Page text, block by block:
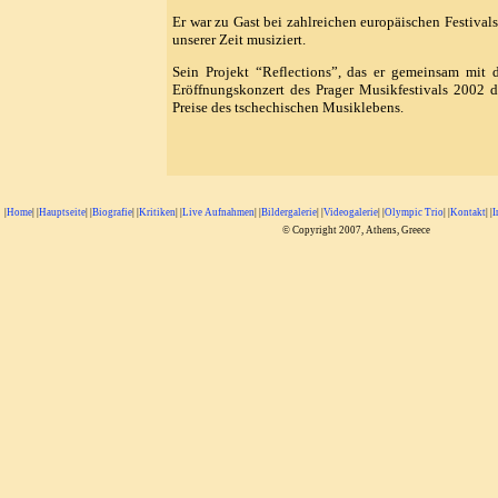
Er war zu Gast bei zahlreichen europäischen
unserer Zeit musiziert.
Sein Projekt “Reflections”, das er gemeinsam mit
Eröffnungskonzert des Prager Musikfestivals 2002
Preise des tschechischen Musiklebens.
Home Hauptseite Biografie Kritiken Live Aufnahmen Bildergalerie Videogalerie Olympic Trio Kontakt
© Copyright 2007, Athens, Greece